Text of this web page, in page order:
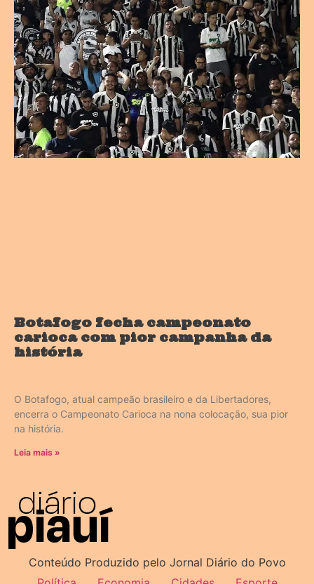
Botafogo fecha campeonato
carioca com pior campanha da
história
O Botafogo, atual campeão brasileiro e da Libertadores,
encerra o Campeonato Carioca na nona colocação, sua pior
na história.
Leia mais »
Conteúdo Produzido pelo Jornal Diário do Povo